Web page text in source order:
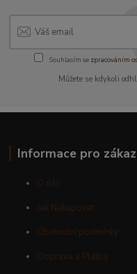
Souhlasím se zpracováním
Můžete se kdykoli
Informace pro
O nás
Jak Nakupovat
Obchodní podmínky
Doprava a Platby